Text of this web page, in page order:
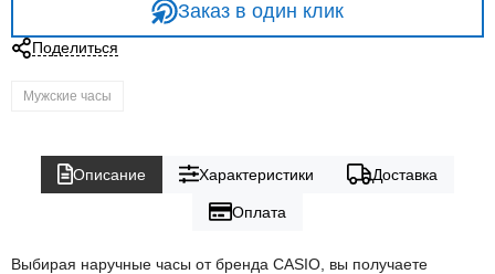
Заказ в один клик
Поделиться
Мужские часы
Описание Характеристики Доставка
Оплата
Выбирая наручные часы от бренда CASIO, вы получаете